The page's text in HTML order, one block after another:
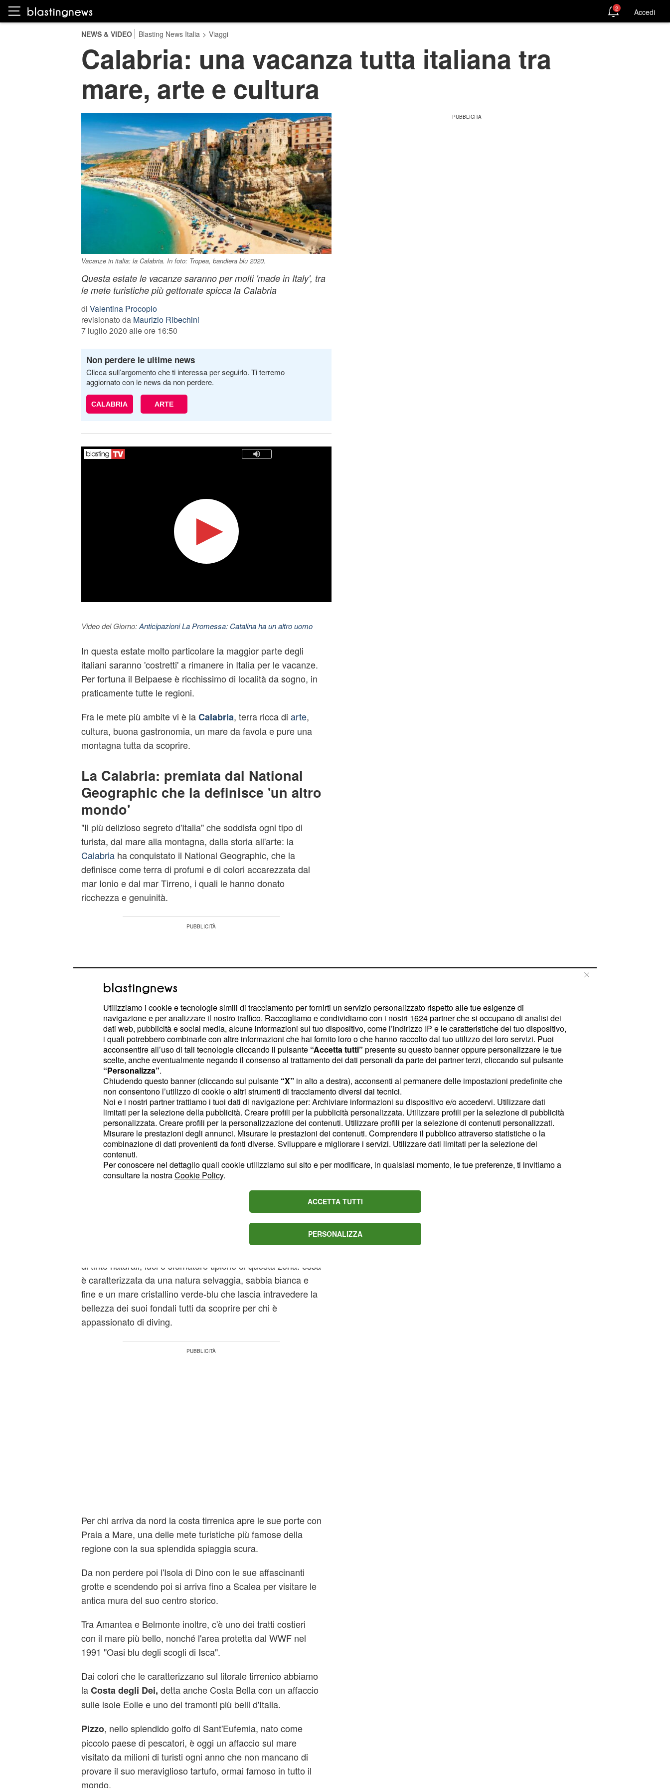
2 Accedi
NEWS & VIDEO Blasting News Italia > Viaggi
Calabria: una vacanza tutta italiana tra
mare, arte e cultura
Vacanze in italia: la Calabria. In foto: Tropea, bandiera blu 2020.
Questa estate le vacanze saranno per molti 'made in Italy', tra
le mete turistiche più gettonate spicca la Calabria
di Valentina Procopio
revisionato da Maurizio Ribechini
7 luglio 2020 alle ore 16:50
Non perdere le ultime news
Clicca sull’argomento che ti interessa per seguirlo. Ti terremo
aggiornato con le news da non perdere.
CALABRIA ARTE
Video del Giorno:Anticipazioni La Promessa: Catalina ha un altro uomo
In questa estate molto particolare la maggior parte degli
italiani saranno 'costretti' a rimanere in Italia per le vacanze.
Per fortuna il Belpaese è ricchissimo di località da sogno, in
praticamente tutte le regioni.
Fra le mete più ambite vi è laCalabria, terra ricca di arte,
cultura, buona gastronomia, un mare da favola e pure una
montagna tutta da scoprire.
La Calabria: premiata dal National
Geographic che la definisce 'un altro
mondo'
"Il più delizioso segreto d'Italia" che soddisfa ogni tipo di
turista, dal mare alla montagna, dalla storia all'arte: la
Calabriaha conquistato il National Geographic, che la
definisce come terra di profumi e di colori accarezzata dal
mar Ionio e dal mar Tirreno, i quali le hanno donato
ricchezza e genuinità.
Con 800 km tra coste rocciose e sabbiose e con panorami
mozzafiato, la Calabria permette una full immersion in
panorami inesplorati, tutti da scoprire e vivere.
Il mare rappresenta la principale risorsa turistica, anche se
la presenza della montagna a pochi chilometri dalla costa
rende la Calabria adatta ad un turismo versatile e
di tinte naturali, luci e sfumature tipiche di questa zona: essa
è caratterizzata da una natura selvaggia, sabbia bianca e
fine e un mare cristallino verde-blu che lascia intravedere la
bellezza dei suoi fondali tutti da scoprire per chi è
appassionato di diving.
Per chi arriva da nord la costa tirrenica apre le sue porte con
Praia a Mare, una delle mete turistiche più famose della
regione con la sua splendida spiaggia scura.
Da non perdere poi l'Isola di Dino con le sue affascinanti
grotte e scendendo poi si arriva fino a Scalea per visitare le
antica mura del suo centro storico.
Tra Amantea e Belmonte inoltre, c'è uno dei tratti costieri
con il mare più bello, nonché l'area protetta dal WWF nel
1991 "Oasi blu degli scogli di Isca".
Dai colori che le caratterizzano sul litorale tirrenico abbiamo
laCosta degli Dei, detta anche Costa Bella con un affaccio
sulle isole Eolie e uno dei tramonti più belli d'Italia.
Pizzo, nello splendido golfo di Sant'Eufemia, nato come
piccolo paese di pescatori, è oggi un affaccio sul mare
visitato da milioni di turisti ogni anno che non mancano di
provare il suo meraviglioso tartufo, ormai famoso in tutto il
mondo.
Utilizziamo i cookie e tecnologie simili di tracciamento per fornirti un servizio personalizzato rispetto alle tue esigenze di
navigazione e per analizzare il nostro traffico. Raccogliamo e condividiamo con i nostri 1624partner che si occupano di analisi dei
dati web, pubblicità e social media, alcune informazioni sul tuo dispositivo, come l’indirizzo IP e le caratteristiche del tuo dispositivo,
i quali potrebbero combinarle con altre informazioni che hai fornito loro o che hanno raccolto dal tuo utilizzo dei loro servizi. Puoi
acconsentire all’uso di tali tecnologie cliccando il pulsante “Accetta tutti” presente su questo banner oppure personalizzare le tue
scelte, anche eventualmente negando il consenso al trattamento dei dati personali da parte dei partner terzi, cliccando sul pulsante
“Personalizza”.
Chiudendo questo banner (cliccando sul pulsante “X” in alto a destra), acconsenti al permanere delle impostazioni predefinite che
non consentono l’utilizzo di cookie o altri strumenti di tracciamento diversi dai tecnici.
Noi e i nostri partner trattiamo i tuoi dati di navigazione per: Archiviare informazioni su dispositivo e/o accedervi. Utilizzare dati
limitati per la selezione della pubblicità. Creare profili per la pubblicità personalizzata. Utilizzare profili per la selezione di pubblicità
personalizzata. Creare profili per la personalizzazione dei contenuti. Utilizzare profili per la selezione di contenuti personalizzati.
Misurare le prestazioni degli annunci. Misurare le prestazioni dei contenuti. Comprendere il pubblico attraverso statistiche o la
combinazione di dati provenienti da fonti diverse. Sviluppare e migliorare i servizi. Utilizzare dati limitati per la selezione dei
contenuti.
Per conoscere nel dettaglio quali cookie utilizziamo sul sito e per modificare, in qualsiasi momento, le tue preferenze, ti invitiamo a
consultare la nostraCookie Policy.
ACCETTA TUTTI
PERSONALIZZA